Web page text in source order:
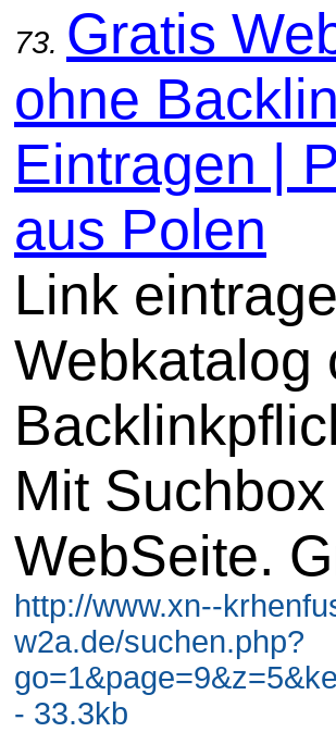
73. Gratis
ohne
Eintragen |
aus Polen
Link
Webkatalog
Mit
WebSeite.
http://www.xn--
w2a.de/suchen.php?
- 33.3kb